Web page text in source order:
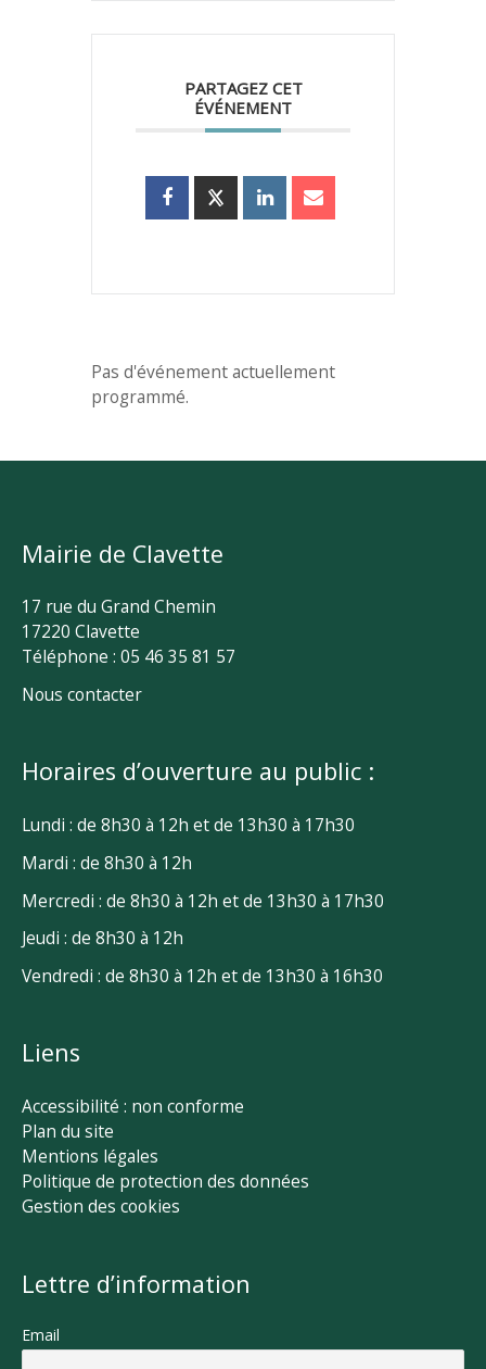
PARTAGEZ CET
ÉVÉNEMENT
Pas d'événement actuellement
programmé.
Mairie de Clavette
17 rue du Grand Chemin
17220 Clavette
Téléphone : 05 46 35 81 57
Nous contacter
Horaires d’ouverture au public :
Lundi : de 8h30 à 12h et de 13h30 à 17h30
Mardi : de 8h30 à 12h
Mercredi : de 8h30 à 12h et de 13h30 à 17h30
Jeudi : de 8h30 à 12h
Vendredi : de 8h30 à 12h et de 13h30 à 16h30
Liens
Accessibilité : non conforme
Plan du site
Mentions légales
Politique de protection des données
Gestion des cookies
Lettre d’information
Email